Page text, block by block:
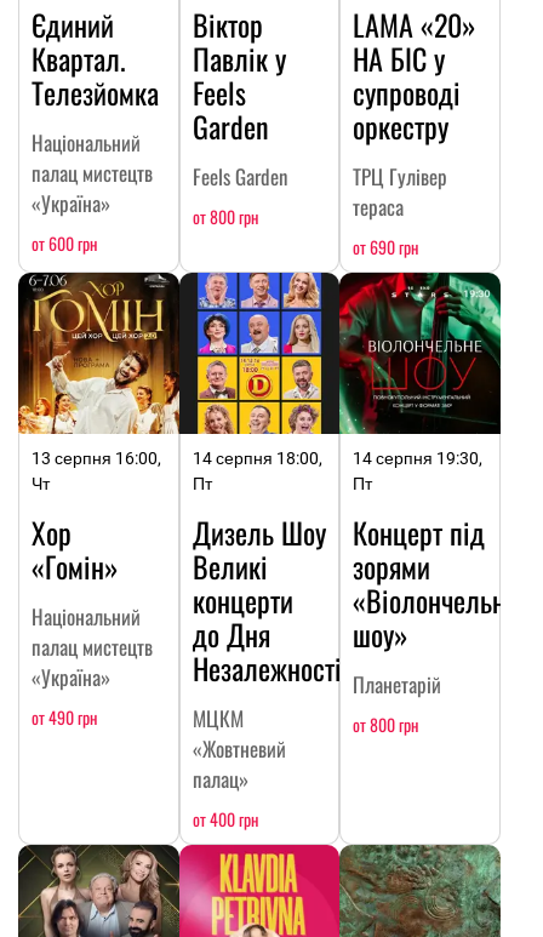
Єдиний
Квартал.
Телезйомка
Національний
палац мистецтв
«Україна»
от 600 грн
Віктор
Павлік у
Feels
Garden
Feels Garden
от 800 грн
LAMA «20»
НА БІС у
супроводі
оркестру
ТРЦ Гулівер
тераса
от 690 грн
13 серпня 16:00,
Чт
Хор
«Гомін»
Національний
палац мистецтв
«Україна»
от 490 грн
14 серпня 18:00,
Пт
Дизель Шоу
Великі
концерти
до Дня
Незалежності
МЦКМ
«Жовтневий
палац»
от 400 грн
14 серпня 19:30,
Пт
Концерт під
зорями
«Віолончельне
шоу»
Планетарій
от 800 грн